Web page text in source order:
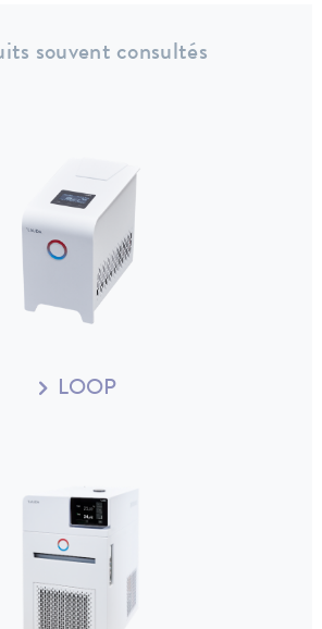
souvent consultés
LOOP